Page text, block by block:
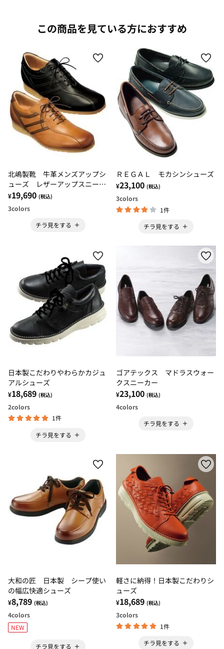
この商品を見ている方におすすめ
北嶋製靴 牛革メンズアップシ
ューズ レザーアップスニーカ
ー
¥19,690 (税込)
3colors
チラ見をする
ＲＥＧＡＬ モカシンシューズ
¥23,100 (税込)
3colors
1件
チラ見をする
日本製こだわりやわらかカジュ
アルシューズ
¥18,689 (税込)
2colors
1件
チラ見をする
ゴアテックス マドラスウォー
クスニーカー
¥23,100 (税込)
4colors
チラ見をする
大和の匠 日本製 シープ使い
の幅広快適シューズ
¥8,789 (税込)
4colors
NEW
チラ見をする
軽さに納得！日本製こだわりシ
ューズ
¥18,689 (税込)
3colors
1件
チラ見をする